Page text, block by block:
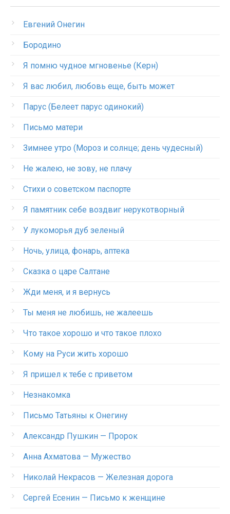
Евгений Онегин
Бородино
Я помню чудное мгновенье (Керн)
Я вас любил, любовь еще, быть может
Парус (Белеет парус одинокий)
Письмо матери
Зимнее утро (Мороз и солнце; день чудесный)
Не жалею, не зову, не плачу
Стихи о советском паспорте
Я памятник себе воздвиг нерукотворный
У лукоморья дуб зеленый
Ночь, улица, фонарь, аптека
Сказка о царе Салтане
Жди меня, и я вернусь
Ты меня не любишь, не жалеешь
Что такое хорошо и что такое плохо
Кому на Руси жить хорошо
Я пришел к тебе с приветом
Незнакомка
Письмо Татьяны к Онегину
Александр Пушкин — Пророк
Анна Ахматова — Мужество
Николай Некрасов — Железная дорога
Сергей Есенин — Письмо к женщине